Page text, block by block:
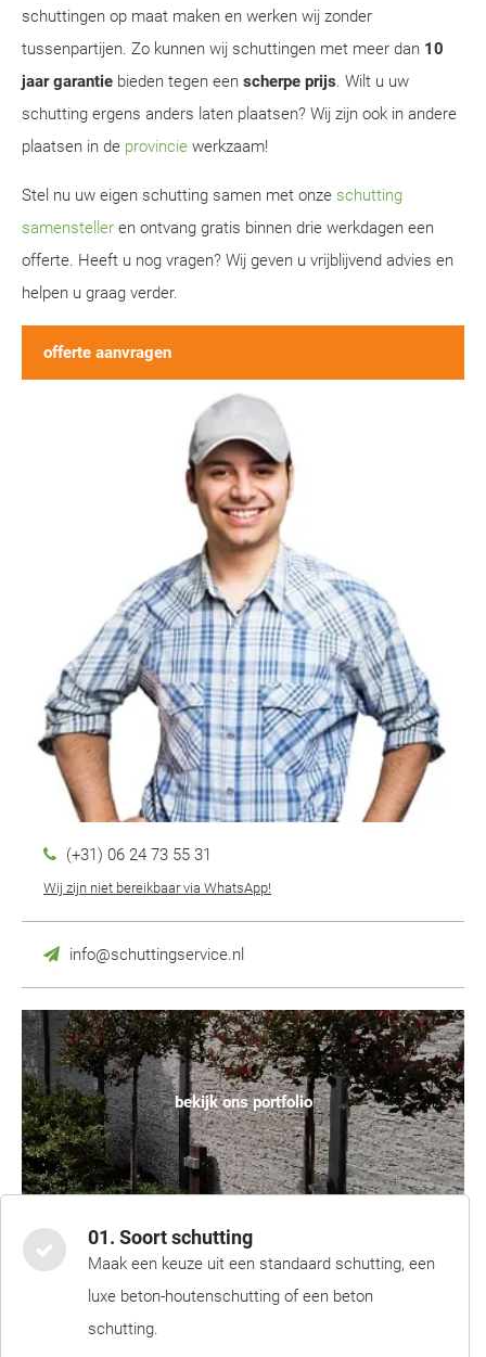
schuttingen op maat maken en werken wij zonder
tussenpartijen. Zo kunnen wij schuttingen met meer dan 10
jaar garantie bieden tegen een scherpe prijs. Wilt u uw
schutting ergens anders laten plaatsen? Wij zijn ook in andere
plaatsen in de provincie werkzaam!
Stel nu uw eigen schutting samen met onze schutting
samensteller en ontvang gratis binnen drie werkdagen een
offerte. Heeft u nog vragen? Wij geven u vrijblijvend advies en
helpen u graag verder.
offerte aanvragen
(+31) 06 24 73 55 31
Wij zijn niet bereikbaar via WhatsApp!
info@schuttingservice.nl
bekijk ons portfolio
01. Soort schutting
Maak een keuze uit een standaard schutting, een
luxe beton-houtenschutting of een beton
schutting.